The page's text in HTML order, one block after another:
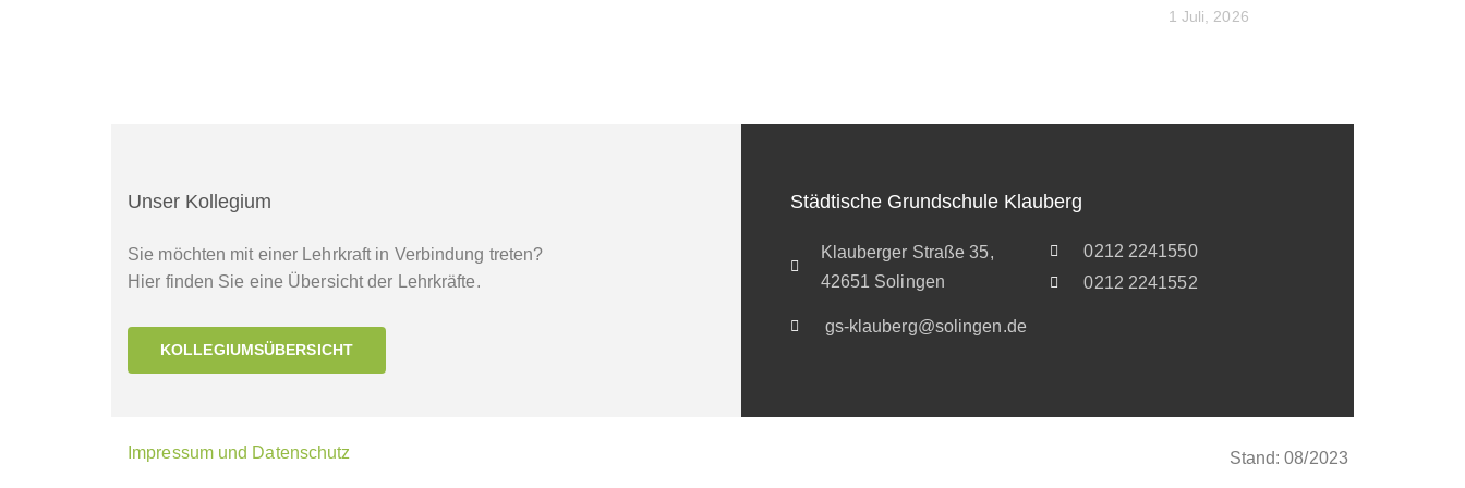
1 Juli, 2026
Unser Kollegium
Sie möchten mit einer Lehrkraft in Verbindung treten?
Hier finden Sie eine Übersicht der Lehrkräfte.
KOLLEGIUMSÜBERSICHT
Städtische Grundschule Klauberg
Klauberger Straße 35,
42651 Solingen
gs-klauberg@solingen.de
0212 2241550
0212 2241552
Impressum und Datenschutz Stand: 08/2023